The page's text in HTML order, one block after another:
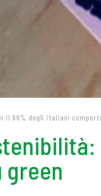
il 68% degli italiani
green